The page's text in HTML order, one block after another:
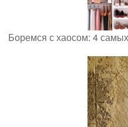
Боремся с хаосом: 4